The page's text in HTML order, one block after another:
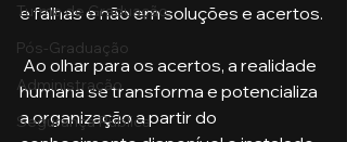
Turma de Graduação
Pós-Graduação
Administração
Segurança Publica
e falhas e não em soluções e acertos.
humana se transforma e potencializa
a organização a partir do